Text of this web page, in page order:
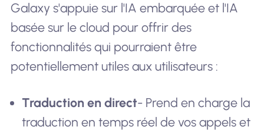
Galaxy s'appuie sur l'IA embarquée et l'IA
basée sur le cloud pour offrir des
fonctionnalités qui pourraient être
potentiellement utiles aux utilisateurs :
Traduction en direct- Prend en charge la
traduction en temps réel de vos appels et